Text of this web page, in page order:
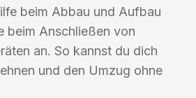
beim Abbau und Aufbau
beim Anschließen von
an. So kannst du dich
und den Umzug ohne